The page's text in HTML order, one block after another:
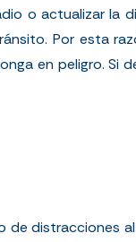
o actualizar la
Por esta
en peligro. Si
distracciones